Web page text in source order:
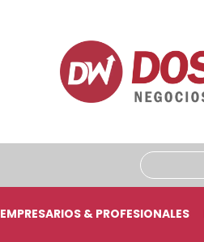
EMPRESARIOS & PROFESIONALES